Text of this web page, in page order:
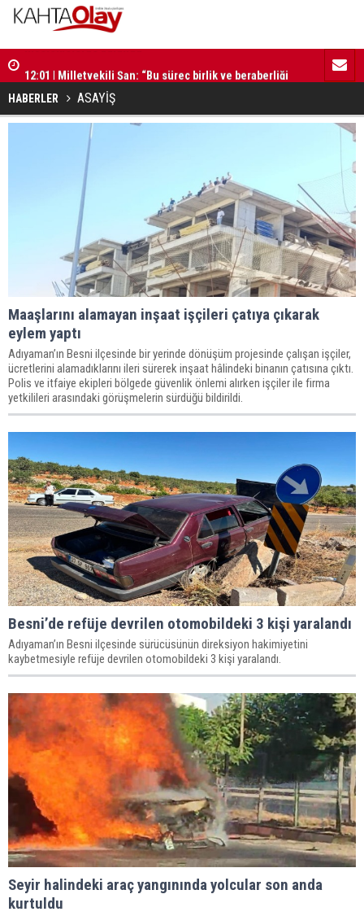
güçlendirecektir”
11:59 |
HABERLER ASAYİŞ
Maaşlarını alamayan inşaat işçileri çatıya çıkarak
eylem yaptı
Adıyaman’ın Besni ilçesinde bir yerinde dönüşüm projesinde çalışan işçiler,
ücretlerini alamadıklarını ileri sürerek inşaat hâlindeki binanın çatısına çıktı.
Polis ve itfaiye ekipleri bölgede güvenlik önlemi alırken işçiler ile firma
yetkilileri arasındaki görüşmelerin sürdüğü bildirildi.
Besni’de refüje devrilen otomobildeki 3 kişi yaralandı
Adıyaman’ın Besni ilçesinde sürücüsünün direksiyon hakimiyetini
kaybetmesiyle refüje devrilen otomobildeki 3 kişi yaralandı.
Seyir halindeki araç yangınında yolcular son anda
kurtuldu